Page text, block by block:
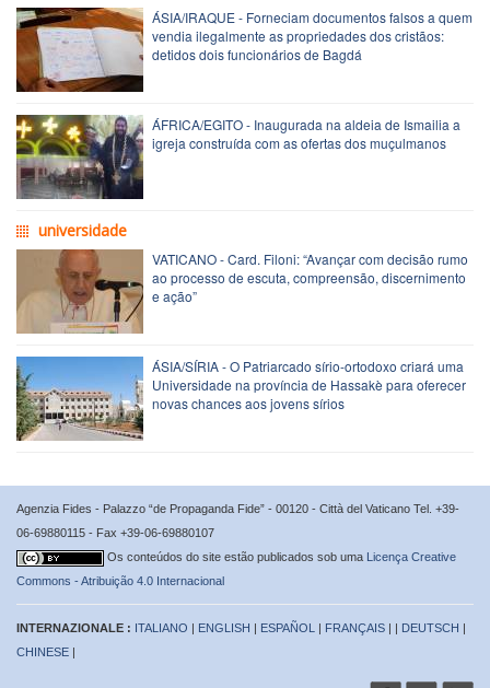
ÁSIA/IRAQUE - Forneciam documentos falsos a quem
vendia ilegalmente as propriedades dos cristãos:
detidos dois funcionários de Bagdá
ÁFRICA/EGITO - Inaugurada na aldeia de Ismailia a
igreja construída com as ofertas dos muçulmanos
universidade
VATICANO - Card. Filoni: “Avançar com decisão rumo
ao processo de escuta, compreensão, discernimento
e ação”
ÁSIA/SÍRIA - O Patriarcado sírio-ortodoxo criará uma
Universidade na província de Hassakè para oferecer
novas chances aos jovens sírios
Agenzia Fides - Palazzo “de Propaganda Fide” - 00120 - Città del Vaticano Tel. +39-
06-69880115 - Fax +39-06-69880107
Os conteúdos do site estão publicados sob uma Licença Creative
Commons - Atribuição 4.0 Internacional
INTERNAZIONALE : ITALIANO | ENGLISH | ESPAÑOL | FRANÇAIS | | DEUTSCH |
CHINESE |